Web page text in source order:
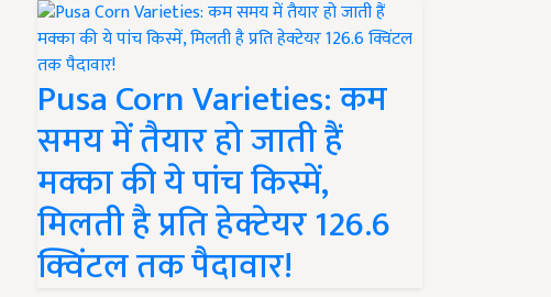
Pusa Corn Varieties: कम
समय में तैयार हो जाती हैं
मक्का की ये पांच किस्में,
मिलती है प्रति हेक्टेयर 126.6
क्विंटल तक पैदावार!